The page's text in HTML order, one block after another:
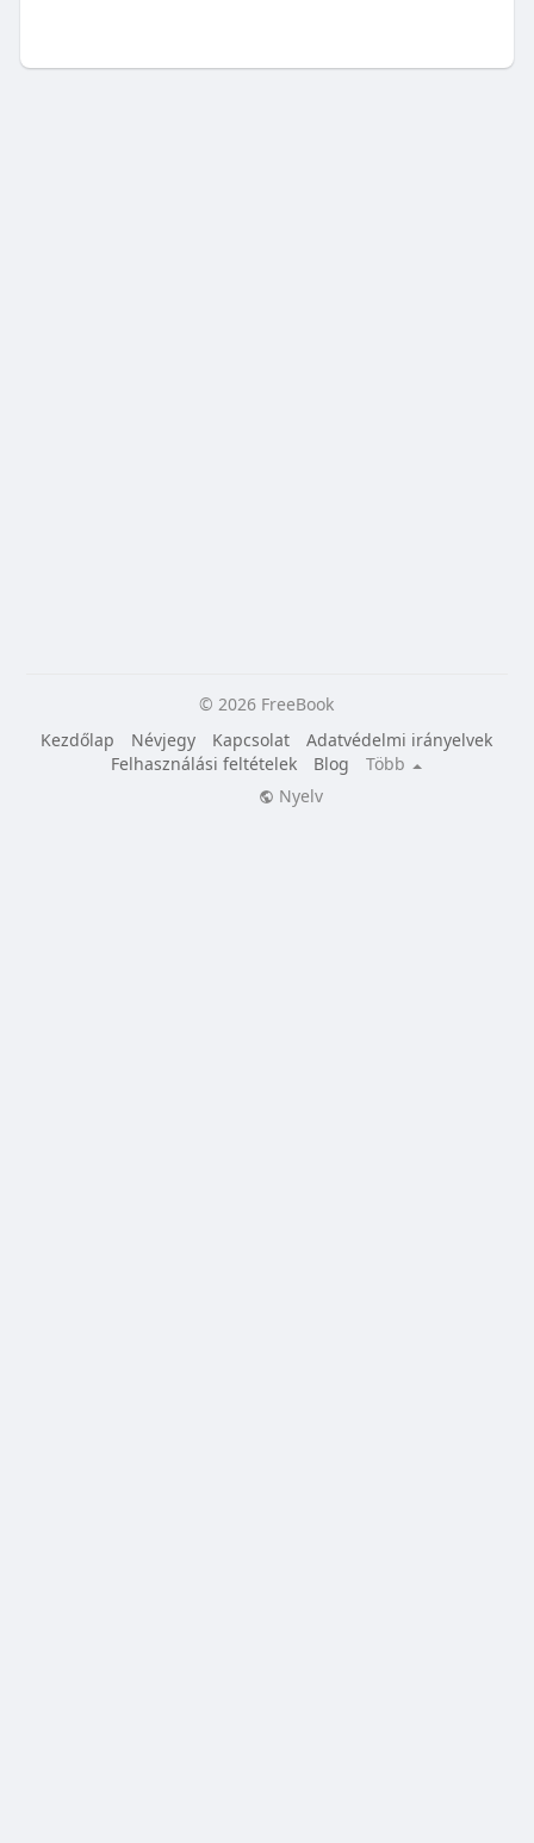
© 2026 FreeBook
Kezdőlap
Névjegy Kapcsolat
Adatvédelmi irányelvek
Felhasználási feltételek
Blog
Több
Nyelv